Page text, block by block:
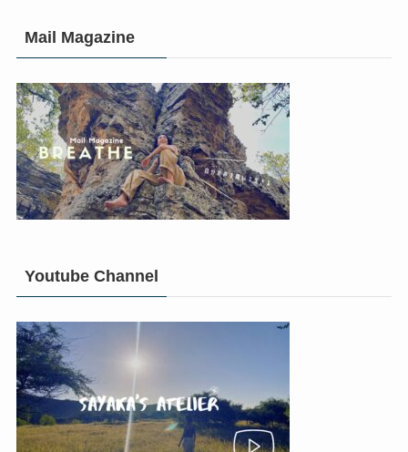
Mail Magazine
Youtube Channel